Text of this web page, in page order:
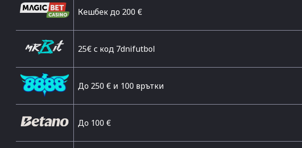
Кешбек до 200 €
25€ с код 7dnifutbol
До 250 € и 100 врътки
Дo 100 €